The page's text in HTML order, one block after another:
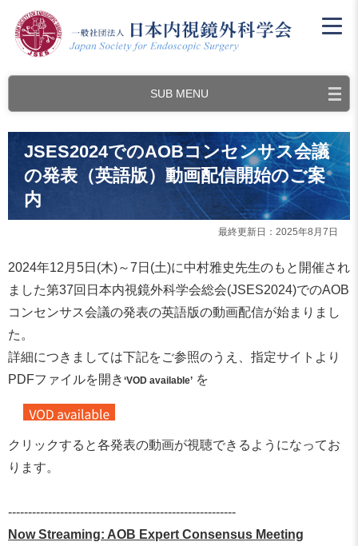
SUB MENU
JSES2024でのAOBコンセンサス会議
の発表（英語版）動画配信開始のご案
内
最終更新日：2025年8月7日
2024年12月5日(木)～7日(土)に中村雅史先生のもと開催され
ました第37回日本内視鏡外科学会総会(JSES2024)でのAOB
コンセンサス会議の発表の英語版の動画配信が始まりまし
た。
詳細につきましては下記をご参照のうえ、指定サイトより
PDFファイルを開き ‘VOD available’ を
クリックすると各発表の動画が視聴できるようになってお
ります。
---------------------------------------------------------
Now Streaming: AOB Expert Consensus Meeting